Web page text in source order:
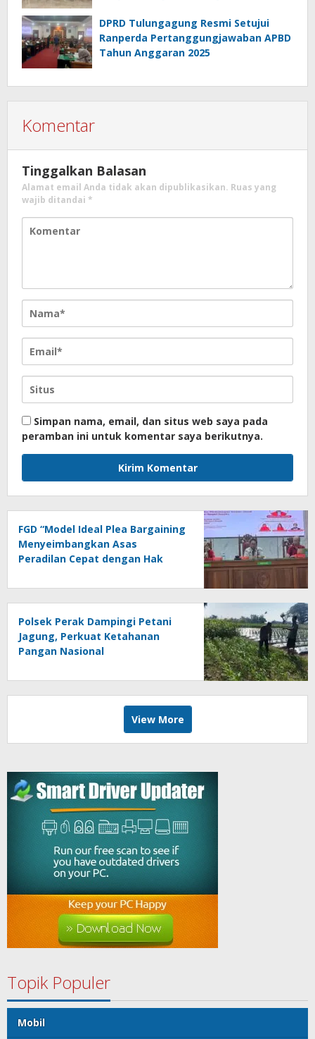
DPRD Tulungagung Resmi Setujui
Ranperda Pertanggungjawaban APBD
Tahun Anggaran 2025
Komentar
Tinggalkan Balasan
Alamat email Anda tidak akan dipublikasikan. Ruas yang
wajib ditandai *
Simpan nama, email, dan situs web saya pada
peramban ini untuk komentar saya berikutnya.
FGD “Model Ideal Plea Bargaining
Menyeimbangkan Asas
Peradilan Cepat dengan Hak
Perlindungan Korban”
Polsek Perak Dampingi Petani
Jagung, Perkuat Ketahanan
Pangan Nasional
View More
Topik Populer
Mobil